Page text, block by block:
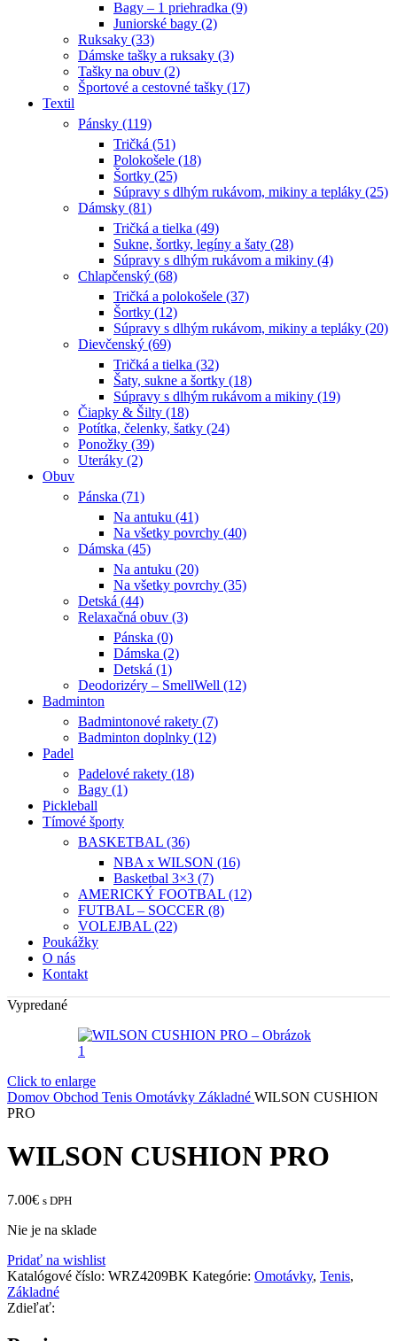
Bagy – 1 priehradka (9)
Juniorské bagy (2)
Ruksaky (33)
Dámske tašky a ruksaky (3)
Tašky na obuv (2)
Športové a cestovné tašky (17)
Textil
Pánsky (119)
Tričká (51)
Polokošele (18)
Šortky (25)
Súpravy s dlhým rukávom, mikiny a tepláky (25)
Dámsky (81)
Tričká a tielka (49)
Sukne, šortky, legíny a šaty (28)
Súpravy s dlhým rukávom a mikiny (4)
Chlapčenský (68)
Tričká a polokošele (37)
Šortky (12)
Súpravy s dlhým rukávom, mikiny a tepláky (20)
Dievčenský (69)
Tričká a tielka (32)
Šaty, sukne a šortky (18)
Súpravy s dlhým rukávom a mikiny (19)
Čiapky & Šilty (18)
Potítka, čelenky, šatky (24)
Ponožky (39)
Uteráky (2)
Obuv
Pánska (71)
Na antuku (41)
Na všetky povrchy (40)
Dámska (45)
Na antuku (20)
Na všetky povrchy (35)
Detská (44)
Relaxačná obuv (3)
Pánska (0)
Dámska (2)
Detská (1)
Deodorizéry – SmellWell (12)
Badminton
Badmintonové rakety (7)
Badminton doplnky (12)
Padel
Padelové rakety (18)
Bagy (1)
Pickleball
Tímové športy
BASKETBAL (36)
NBA x WILSON (16)
Basketbal 3×3 (7)
AMERICKÝ FOOTBAL (12)
FUTBAL – SOCCER (8)
VOLEJBAL (22)
Poukážky
O nás
Kontakt
Vypredané
Click to enlarge
Domov Obchod Tenis Omotávky Základné WILSON CUSHION
PRO
WILSON CUSHION PRO
7.00€ s DPH
Nie je na sklade
Pridať na wishlist
Katalógové číslo: WRZ4209BK Kategórie: Omotávky, Tenis,
Základné
Zdieľať: